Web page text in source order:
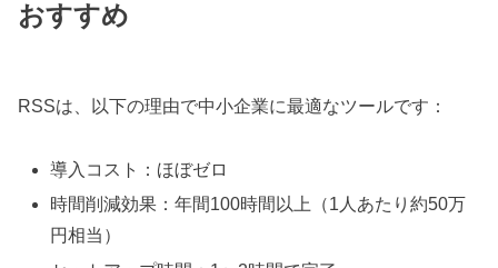
おすすめ
RSSは、以下の理由で中小企業に最適なツールです：
導入コスト：ほぼゼロ
時間削減効果：年間100時間以上（1人あたり約50万
円相当）